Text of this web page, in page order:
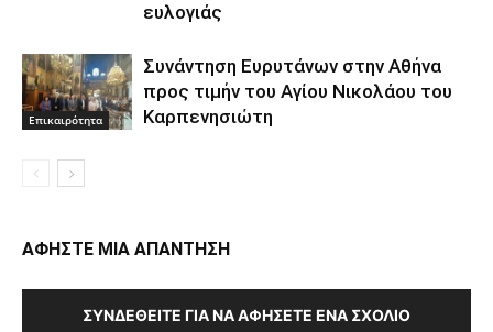
ευλογιάς
Επικαιρότητα
Συνάντηση Ευρυτάνων στην Αθήνα
προς τιμήν του Αγίου Νικολάου του
Καρπενησιώτη
ΑΦΗΣΤΕ ΜΙΑ ΑΠΑΝΤΗΣΗ
ΣΥΝΔΕΘΕΊΤΕ ΓΙΑ ΝΑ ΑΦΉΣΕΤΕ ΈΝΑ ΣΧΌΛΙΟ